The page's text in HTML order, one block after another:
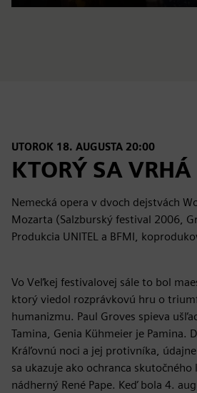
Play
UTOROK 18. AUGUSTA 20:00
KTORÝ SA VRHÁ
Nemecká opera v dvoch dejstvách
Mozarta (Salzburský festival 2006,
Produkcia UNITEL a BFMI,
Vo Veľkej festivalovej sále to bol
ktorý viedol rozprávkovú hru o
humanizmu. Paul Groves spieva
Tamina, Genia Kühmeier je Pamina.
Kráľovnú noci a jej protivníka,
sa ukazuje ako ochranca
nádherný René Pape. Keď bola 4.